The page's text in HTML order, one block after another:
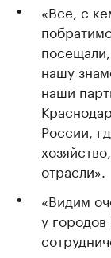
«Все, с
нашу
наши
России,
отрасли».
«Видим
у